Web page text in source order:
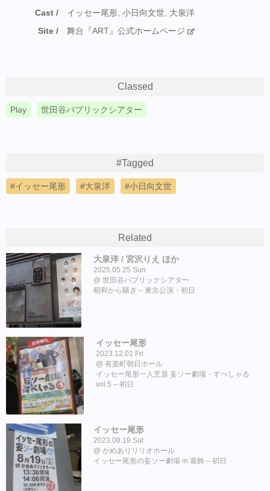
Cast
イッセー尾形, 小日向文世, 大泉洋
Site
舞台『ART』公式ホームページ
Classed
Play 世田谷パブリックシアター
#Tagged
イッセー尾形 大泉洋 小日向文世
Related
大泉洋 / 宮沢りえ ほか
2025.05.25 Sun
世田谷パブリックシアター
昭和から騒ぎ – 東京公演・初日
イッセー尾形
2023.12.01 Fri
有楽町朝日ホール
イッセー尾形一人芝居 妄ソー劇場・すぺしゃる
vol.5 – 初日
イッセー尾形
2023.08.19 Sat
かめありリリオホール
イッセー尾形の妄ソー劇場 in 葛飾 – 初日